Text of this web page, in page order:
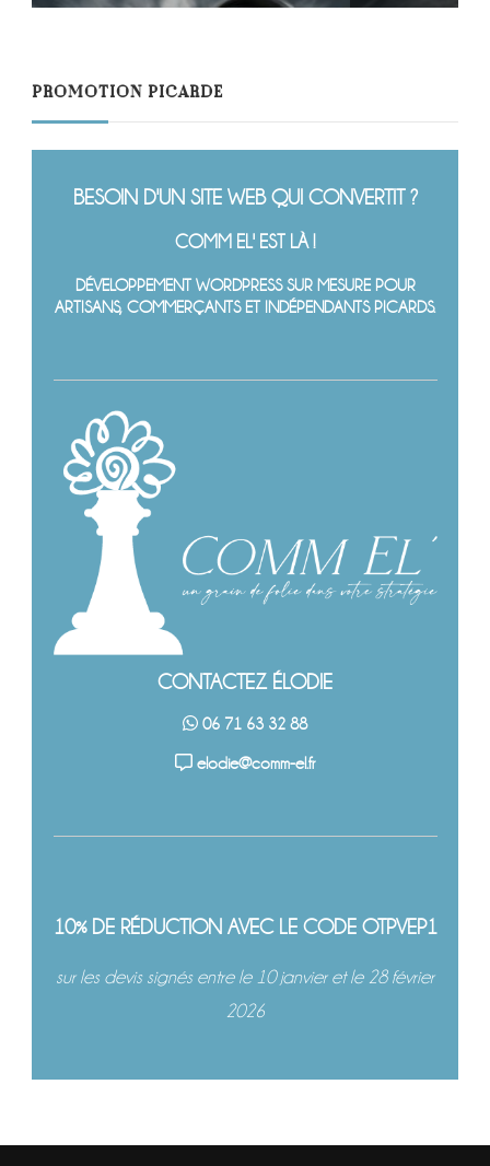
PROMOTION PICARDE
BESOIN D'UN SITE WEB QUI CONVERTIT ?
COMM EL' EST LÀ !
DÉVELOPPEMENT WORDPRESS SUR MESURE POUR
ARTISANS, COMMERÇANTS ET INDÉPENDANTS PICARDS.
CONTACTEZ ÉLODIE
06 71 63 32 88
elodie@comm-el.fr
10% DE RÉDUCTION AVEC LE CODE OTPVEP1
sur les devis signés entre le 10 janvier et le 28 février
2026